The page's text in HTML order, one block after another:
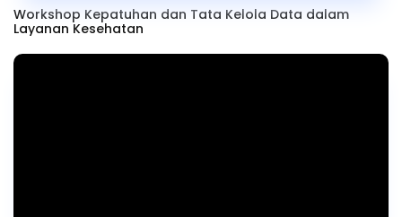
Workshop Kepatuhan dan Tata Kelola Data dalam
Layanan Kesehatan